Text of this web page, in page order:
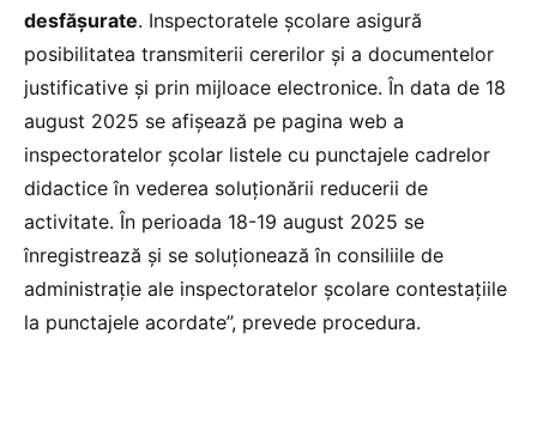
desfășurate. Inspectoratele școlare asigură
posibilitatea transmiterii cererilor și a documentelor
justificative și prin mijloace electronice. În data de 18
august 2025 se afișează pe pagina web a
inspectoratelor școlar listele cu punctajele cadrelor
didactice în vederea soluționării reducerii de
activitate. În perioada 18-19 august 2025 se
înregistrează și se soluționează în consiliile de
administrație ale inspectoratelor școlare contestațiile
la punctajele acordate”, prevede procedura.